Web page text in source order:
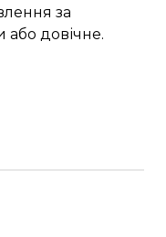
за
або довічне.